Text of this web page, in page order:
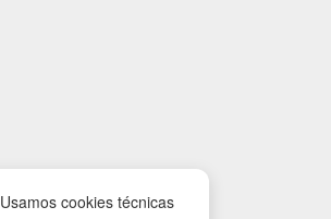
Usamos cookies técnicas